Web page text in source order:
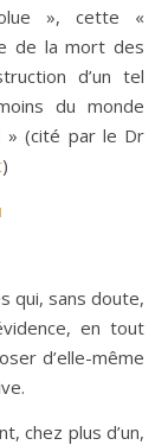
», cette «
de la mort des
d’un tel
du monde
» (cité par le Dr
)
qui, sans doute,
en tout
d’elle-même
chez plus d’un,